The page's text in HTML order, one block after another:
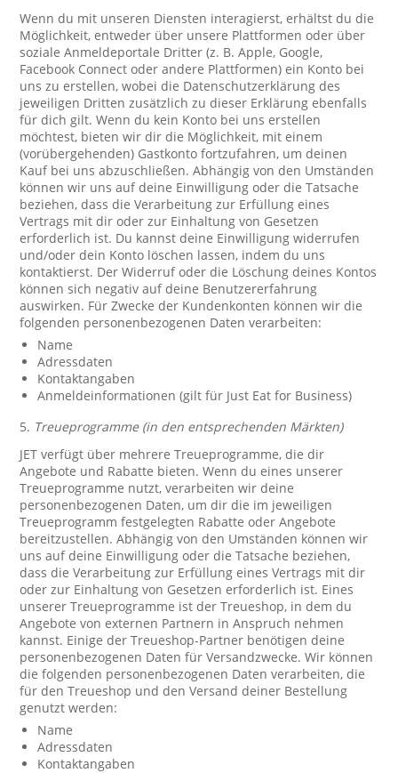
Wenn du mit unseren Diensten interagierst, erhältst du die
Möglichkeit, entweder über unsere Plattformen oder über
soziale Anmeldeportale Dritter (z. B. Apple, Google,
Facebook Connect oder andere Plattformen) ein Konto bei
uns zu erstellen, wobei die Datenschutzerklärung des
jeweiligen Dritten zusätzlich zu dieser Erklärung ebenfalls
für dich gilt. Wenn du kein Konto bei uns erstellen
möchtest, bieten wir dir die Möglichkeit, mit einem
(vorübergehenden) Gastkonto fortzufahren, um deinen
Kauf bei uns abzuschließen. Abhängig von den Umständen
können wir uns auf deine Einwilligung oder die Tatsache
beziehen, dass die Verarbeitung zur Erfüllung eines
Vertrags mit dir oder zur Einhaltung von Gesetzen
erforderlich ist. Du kannst deine Einwilligung widerrufen
und/oder dein Konto löschen lassen, indem du uns
kontaktierst. Der Widerruf oder die Löschung deines Kontos
können sich negativ auf deine Benutzererfahrung
auswirken. Für Zwecke der Kundenkonten können wir die
folgenden personenbezogenen Daten verarbeiten:
Name
Adressdaten
Kontaktangaben
Anmeldeinformationen (gilt für Just Eat for Business)
5. Treueprogramme (in den entsprechenden Märkten)
JET verfügt über mehrere Treueprogramme, die dir
Angebote und Rabatte bieten. Wenn du eines unserer
Treueprogramme nutzt, verarbeiten wir deine
personenbezogenen Daten, um dir die im jeweiligen
Treueprogramm festgelegten Rabatte oder Angebote
bereitzustellen. Abhängig von den Umständen können wir
uns auf deine Einwilligung oder die Tatsache beziehen,
dass die Verarbeitung zur Erfüllung eines Vertrags mit dir
oder zur Einhaltung von Gesetzen erforderlich ist. Eines
unserer Treueprogramme ist der Treueshop, in dem du
Angebote von externen Partnern in Anspruch nehmen
kannst. Einige der Treueshop-Partner benötigen deine
personenbezogenen Daten für Versandzwecke. Wir können
die folgenden personenbezogenen Daten verarbeiten, die
für den Treueshop und den Versand deiner Bestellung
genutzt werden:
Name
Adressdaten
Kontaktangaben